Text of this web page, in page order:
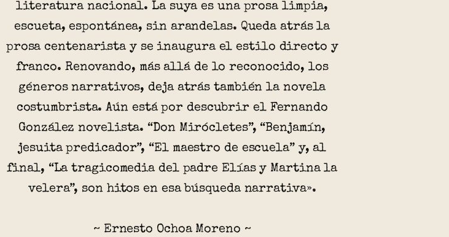
literatura nacional. La suya es una prosa limpia,
escueta, espontánea, sin arandelas. Queda atrás la
prosa centenarista y se inaugura el estilo directo y
franco. Renovando, más allá de lo reconocido, los
géneros narrativos, deja atrás también la novela
costumbrista. Aún está por descubrir el Fernando
González novelista. “Don Mirócletes”, “Benjamín,
jesuita predicador”, “El maestro de escuela” y, al
final, “La tragicomedia del padre Elías y Martina la
velera”, son hitos en esa búsqueda narrativa».
~ Ernesto Ochoa Moreno ~